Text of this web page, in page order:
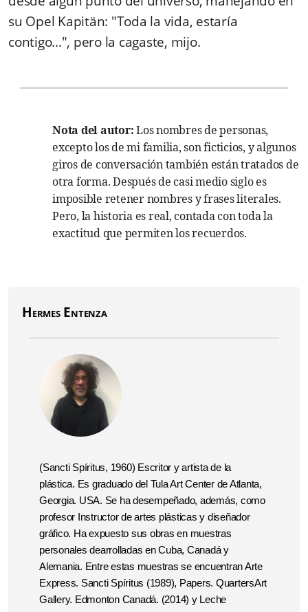
su Opel Kapitän: "Toda la vida, estaría
contigo...", pero la cagaste, mijo.
Nota del autor:Los nombres de personas,
excepto los de mi familia, son ficticios, y algunos
giros de conversación también están tratados de
otra forma. Después de casi medio siglo es
imposible retener nombres y frases literales.
Pero, la historia es real, contada con toda la
exactitud que permiten los recuerdos.
Hermes Entenza
(Sancti Spíritus, 1960) Escritor y artista de la
plástica. Es graduado del Tula Art Center de Atlanta,
Georgia. USA. Se ha desempeñado, además, como
profesor Instructor de artes plásticas y diseñador
gráfico. Ha expuesto sus obras en muestras
personales dearrolladas en Cuba, Canadá y
Alemania. Entre estas muestras se encuentran Arte
Express. Sancti Spíritus (1989), Papers. QuartersArt
Gallery. Edmonton Canadá. (2014) y Leche